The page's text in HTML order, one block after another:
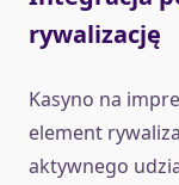
rywalizację
Kasyno na
element
aktywnego